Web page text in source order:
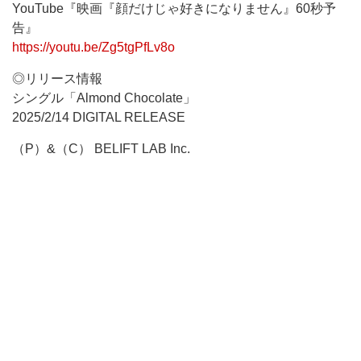
YouTube『映画『顔だけじゃ好きになりません』60秒予
告』
https://youtu.be/Zg5tgPfLv8o
◎リリース情報
シングル「Almond Chocolate」
2025/2/14 DIGITAL RELEASE
（P）&（C） BELIFT LAB Inc.